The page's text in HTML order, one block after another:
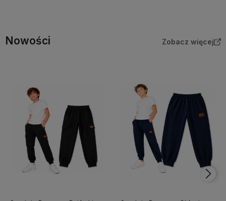
Nowości Zobacz więcej